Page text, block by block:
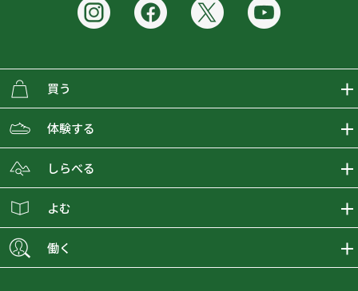
買う
ECMALLの商品をさがす
取り扱いブランド一覧
ショップブログ
会員募集
体験する
おとな女子登山部
グラビティリサーチ
しらべる
登山レポート
よむ
働く